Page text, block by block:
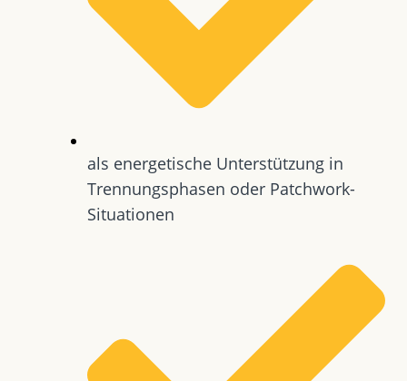
als energetische Unterstützung in
Trennungsphasen oder Patchwork-
Situationen